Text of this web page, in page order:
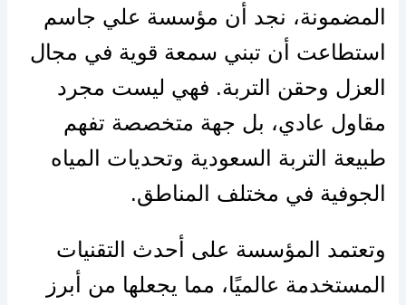
المضمونة، نجد أن مؤسسة علي جاسم
استطاعت أن تبني سمعة قوية في مجال
العزل وحقن التربة. فهي ليست مجرد
مقاول عادي، بل جهة متخصصة تفهم
طبيعة التربة السعودية وتحديات المياه
الجوفية في مختلف المناطق.
وتعتمد المؤسسة على أحدث التقنيات
المستخدمة عالميًا، مما يجعلها من أبرز